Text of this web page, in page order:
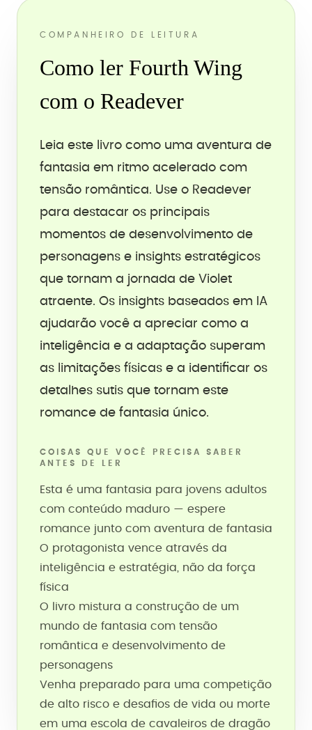
COMPANHEIRO DE LEITURA
Como ler Fourth Wing
com o Readever
Leia este livro como uma aventura de
fantasia em ritmo acelerado com
tensão romântica. Use o Readever
para destacar os principais
momentos de desenvolvimento de
personagens e insights estratégicos
que tornam a jornada de Violet
atraente. Os insights baseados em IA
ajudarão você a apreciar como a
inteligência e a adaptação superam
as limitações físicas e a identificar os
detalhes sutis que tornam este
romance de fantasia único.
COISAS QUE VOCÊ PRECISA SABER
ANTES DE LER
Esta é uma fantasia para jovens adultos
com conteúdo maduro — espere
romance junto com aventura de fantasia
O protagonista vence através da
inteligência e estratégia, não da força
física
O livro mistura a construção de um
mundo de fantasia com tensão
romântica e desenvolvimento de
personagens
Venha preparado para uma competição
de alto risco e desafios de vida ou morte
em uma escola de cavaleiros de dragão